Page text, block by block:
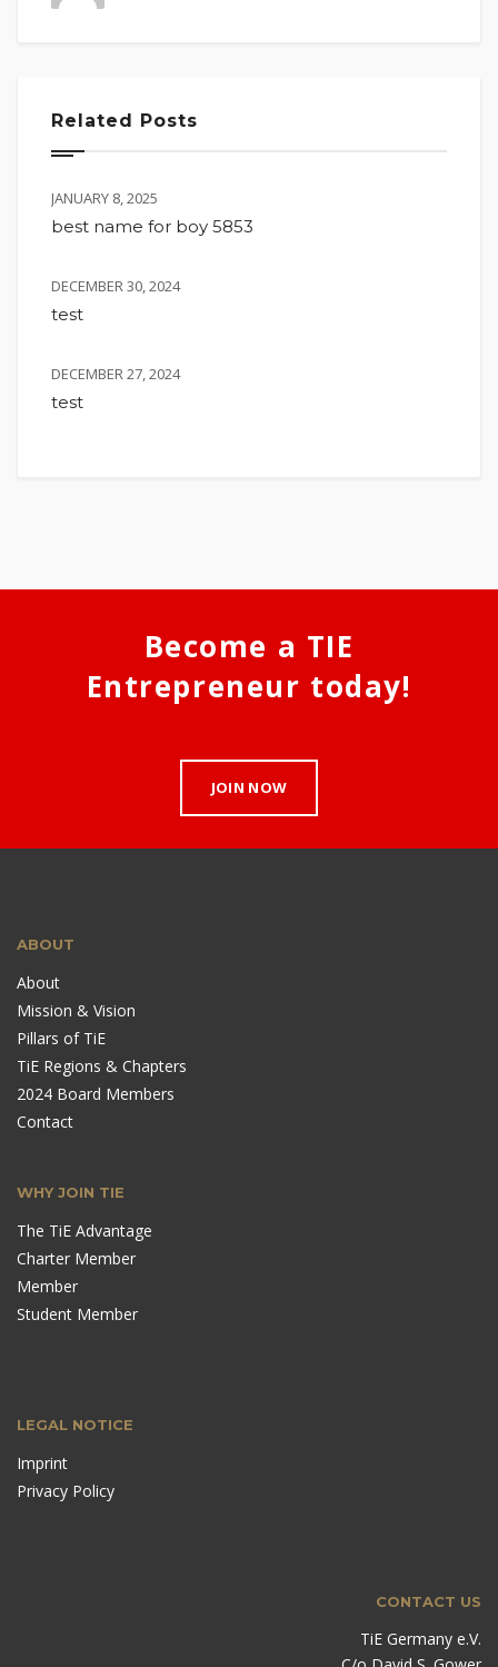
Related Posts
JANUARY 8, 2025
best name for boy 5853
DECEMBER 30, 2024
test
DECEMBER 27, 2024
test
Become a TIE
Entrepreneur today!
JOIN NOW
ABOUT
About
Mission & Vision
Pillars of TiE
TiE Regions & Chapters
2024 Board Members
Contact
WHY JOIN TIE
The TiE Advantage
Charter Member
Member
Student Member
LEGAL NOTICE
Imprint
Privacy Policy
CONTACT US
TiE Germany e.V.